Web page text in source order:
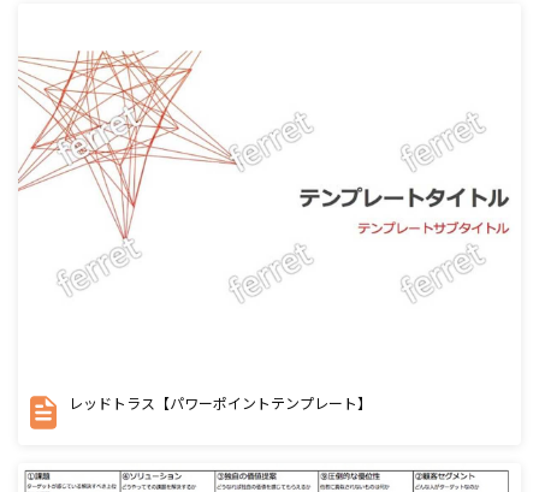
レッドトラス【パワーポイントテンプレート】